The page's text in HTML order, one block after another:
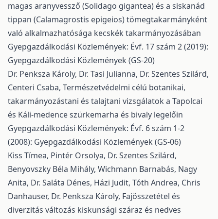
magas aranyvessző (Solidago gigantea) és a siskanád
tippan (Calamagrostis epigeios) tömegtakarmányként
való alkalmazhatósága kecskék takarmányozásában
Gyepgazdálkodási Közlemények: Évf. 17 szám 2 (2019):
Gyepgazdálkodási Közlemények (GS-20)
Dr. Penksza Károly, Dr. Tasi Julianna, Dr. Szentes Szilárd,
Centeri Csaba, Természetvédelmi célú botanikai,
takarmányozástani és talajtani vizsgálatok a Tapolcai
és Káli-medence szürkemarha és bivaly legelőin
Gyepgazdálkodási Közlemények: Évf. 6 szám 1-2
(2008): Gyepgazdálkodási Közlemények (GS-06)
Kiss Tímea, Pintér Orsolya, Dr. Szentes Szilárd,
Benyovszky Béla Mihály, Wichmann Barnabás, Nagy
Anita, Dr. Saláta Dénes, Házi Judit, Tóth Andrea, Chris
Danhauser, Dr. Penksza Károly, Fajösszetétel és
diverzitás változás kiskunsági száraz és nedves